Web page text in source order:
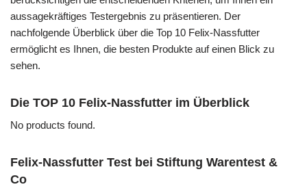
aussagekräftiges Testergebnis zu präsentieren. Der
nachfolgende Überblick über die Top 10 Felix-Nassfutter
ermöglicht es Ihnen, die besten Produkte auf einen Blick zu
sehen.
Die TOP 10 Felix-Nassfutter im Überblick
No products found.
Felix-Nassfutter Test bei Stiftung Warentest &
Co